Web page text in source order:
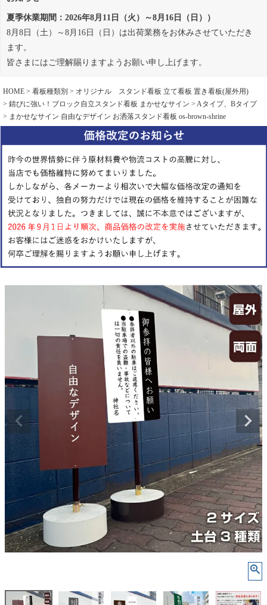
夏季休業期間：2026年8月11日（火）～8月16日（日））
8月8日（土）～8月16日（日）は出荷業務をお休みさせていただき
ます。
皆さまにはご理解賜りますようお願い申し上げます。
HOME 看板種類別
オリジナル スタンド看板 立て看板 置き看板(屋外用)
錆びに強い！ブロック自立スタンド看板 まかせなサイン
Aタイプ、Bタイプ
まかせなサイン 自由なデザイン お洒落スタンド看板 os-brown-shrine